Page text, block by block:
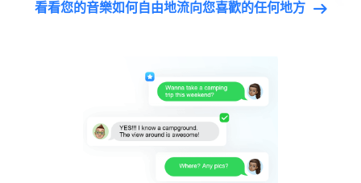
看看您的音樂如何自由地流向您喜歡的任何地方